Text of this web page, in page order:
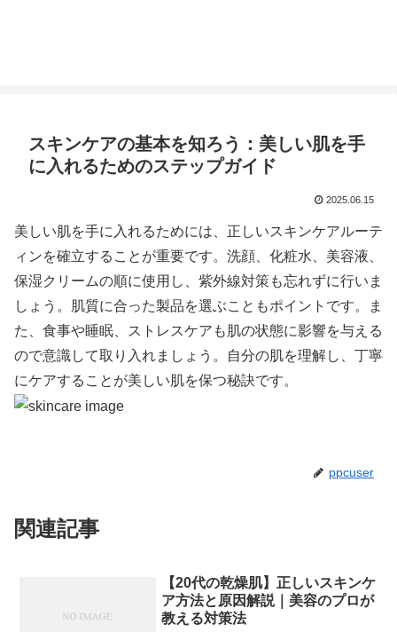
スキンケアの基本を知ろう：美しい肌を手
に入れるためのステップガイド
2025.06.15
美しい肌を手に入れるためには、正しいスキンケアルーテ
ィンを確立することが重要です。洗顔、化粧水、美容液、
保湿クリームの順に使用し、紫外線対策も忘れずに行いま
しょう。肌質に合った製品を選ぶこともポイントです。ま
た、食事や睡眠、ストレスケアも肌の状態に影響を与える
ので意識して取り入れましょう。自分の肌を理解し、丁寧
にケアすることが美しい肌を保つ秘訣です。
ppcuser
関連記事
【20代の乾燥肌】正しいスキンケ
ア方法と原因解説｜美容のプロが
教える対策法